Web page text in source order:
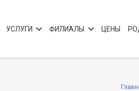
УСЛУГИ ФИЛИАЛЫ ЦЕНЫ